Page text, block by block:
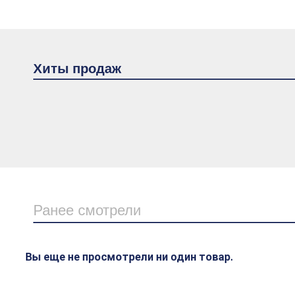
Хиты продаж
Ранее смотрели
Вы еще не просмотрели ни один товар.